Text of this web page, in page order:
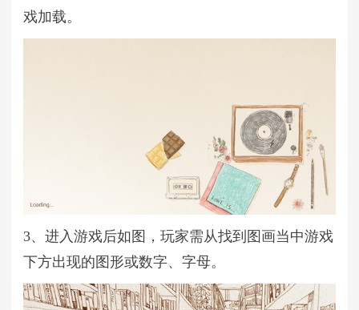
戏加载。
3、进入游戏后如图，玩家需从找到图画当中游戏
下方出现的图形或数字、字母。